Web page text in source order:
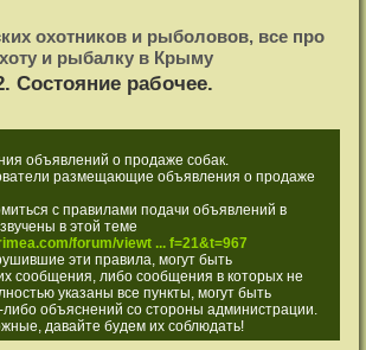
охотников и рыболовов, все про
и рыбалку в Крыму
Состояние рабочее.
объявлений о продаже собак.
размещающие объявления о продаже
с правилами подачи объявлений в
в этой теме
forum/viewt ... f=21&t=967
эти правила, могут быть
сообщения, либо сообщения в которых не
указаны все пункты, могут быть
либо объяснений со стороны администрации.
давайте будем их соблюдать!